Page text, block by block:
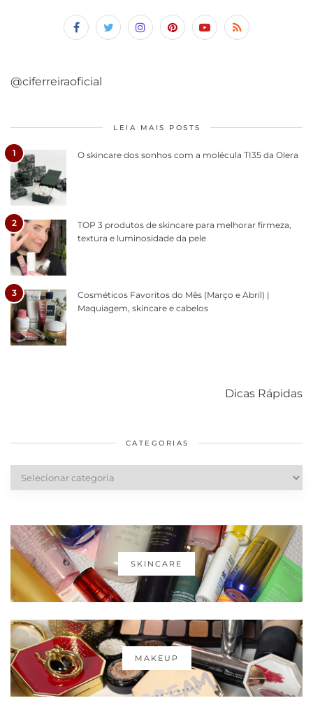
@ciferreiraoficial
LEIA MAIS POSTS
1 O skincare dos sonhos com a molécula TI35 da Olera
2
TOP 3 produtos de skincare para melhorar firmeza,
textura e luminosidade da pele
3
Cosméticos Favoritos do Mês (Março e Abril) |
Maquiagem, skincare e cabelos
Dicas Rápidas
diários
cabelos
CATEGORIAS
Categorias
SKINCARE
MAKEUP